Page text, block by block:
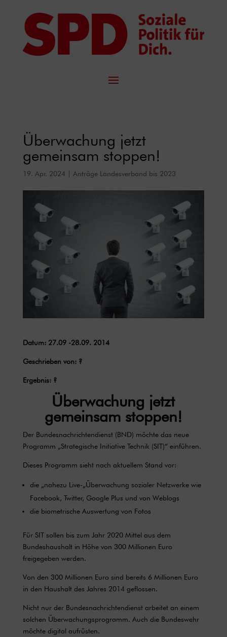
Überwachung jetzt
gemeinsam stoppen!
19. Apr. 2024 Anträge Landesverband bis 2023
Datum: 27.09 -28.09. 2014
Geschrieben von: ?
Ergebnis: ?
Überwachung jetzt
gemeinsam stoppen!
Der Bundesnachrichtendienst (BND) möchte das neue
Programm „Strategische Initiative Technik (SIT)“ einführen.
Dieses Programm sieht nach aktuellem Stand vor:
die „nahezu Live-„Überwachung sozialer Netzwerke wie
Facebook, Twitter, Google Plus und von Weblogs
die biometrische Auswertung von Fotos
Für SIT sollen bis zum Jahr 2020 Mittel aus dem
Bundeshaushalt in Höhe von 300 Millionen Euro
freigegeben werden.
Von den 300 Millionen Euro sind bereits 6 Millionen Euro
in den Haushalt des Jahres 2014 geflossen.
Nicht nur der Bundesnachrichtendienst arbeitet an einem
solchen Überwachungsprogramm. Auch die Bundeswehr
möchte digital aufrüsten.